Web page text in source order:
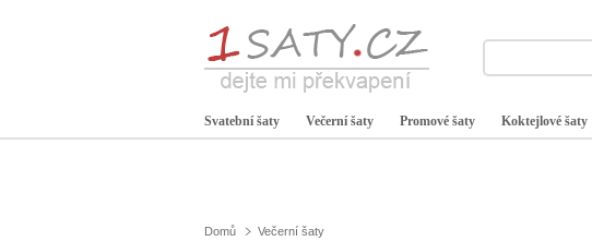
Svatební šaty Večerní šaty Promové šaty Koktejlové šaty
Domů Večerní šaty